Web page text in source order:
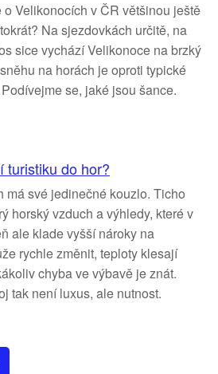
Velikonocích v ČR většinou ještě
Na sjezdovkách určitě, na
sice vychází Velikonoce na brzký
na horách je oproti typické
se, jaké jsou šance.
turistiku do hor?
má své jedinečné kouzlo. Ticho
horský vzduch a výhledy, které v
ale klade vyšší nároky na
rychle změnit, teploty klesají
chyba ve výbavě je znát.
tak není luxus, ale nutnost.